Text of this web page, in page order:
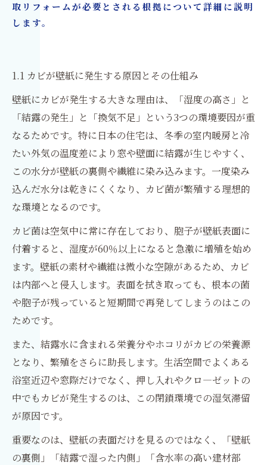
取リフォームが必要とされる根拠について詳細に説明
します。
1.1 カビが壁紙に発生する原因とその仕組み
壁紙にカビが発生する大きな理由は、「湿度の高さ」と
「結露の発生」と「換気不足」という3つの環境要因が重
なるためです。特に日本の住宅は、冬季の室内暖房と冷
たい外気の温度差により窓や壁面に結露が生じやすく、
この水分が壁紙の裏側や繊維に染み込みます。一度染み
込んだ水分は乾きにくくなり、カビ菌が繁殖する理想的
な環境となるのです。
カビ菌は空気中に常に存在しており、胞子が壁紙表面に
付着すると、湿度が60％以上になると急激に増殖を始め
ます。壁紙の素材や繊維は微小な空隙があるため、カビ
は内部へと侵入します。表面を拭き取っても、根本の菌
や胞子が残っていると短期間で再発してしまうのはこの
ためです。
また、結露水に含まれる栄養分やホコリがカビの栄養源
となり、繁殖をさらに助長します。生活空間でよくある
浴室近辺や窓際だけでなく、押し入れやクロ―ゼットの
中でもカビが発生するのは、この閉鎖環境での湿気滞留
が原因です。
重要なのは、壁紙の表面だけを見るのではなく、「壁紙
の裏側」「結露で湿った内側」「含水率の高い建材部